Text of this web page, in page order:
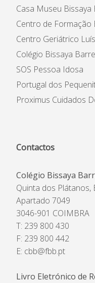
Casa Museu Bissaya
Centro de Formação
Centro Geriátrico
Colégio Bissaya
SOS Pessoa Idosa
Portugal dos
Proximus Cuidados
Contactos
Colégio Bissaya
Quinta dos Plátanos,
Apartado 7049
3046-901 COIMBRA
T: 239 800 430
F: 239 800 442
E: cbb@fbb.pt
Livro Eletrónico de